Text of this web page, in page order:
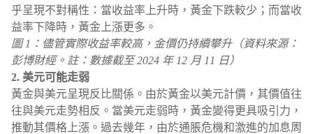
乎呈現不對稱性：當收益率上升時，黃金下跌較少；而當收
益率下降時，黃金上漲更多。
圖 1：儘管實際收益率較高，金價仍持續攀升（資料來源：
彭博財經。註：數據截至 2024 年 12 月 11 日）
2. 美元可能走弱
黃金與美元呈現反比關係。由於黃金以美元計價，其價值往
往與美元走勢相反。當美元走弱時，黃金變得更具吸引力，
推動其價格上漲。過去幾年，由於通脹危機和激進的加息周